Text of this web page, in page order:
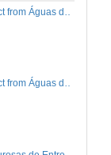
Blue Hot Springs Project from Águas de Lyndoia, SP, Brazil. Rolda de preguntas